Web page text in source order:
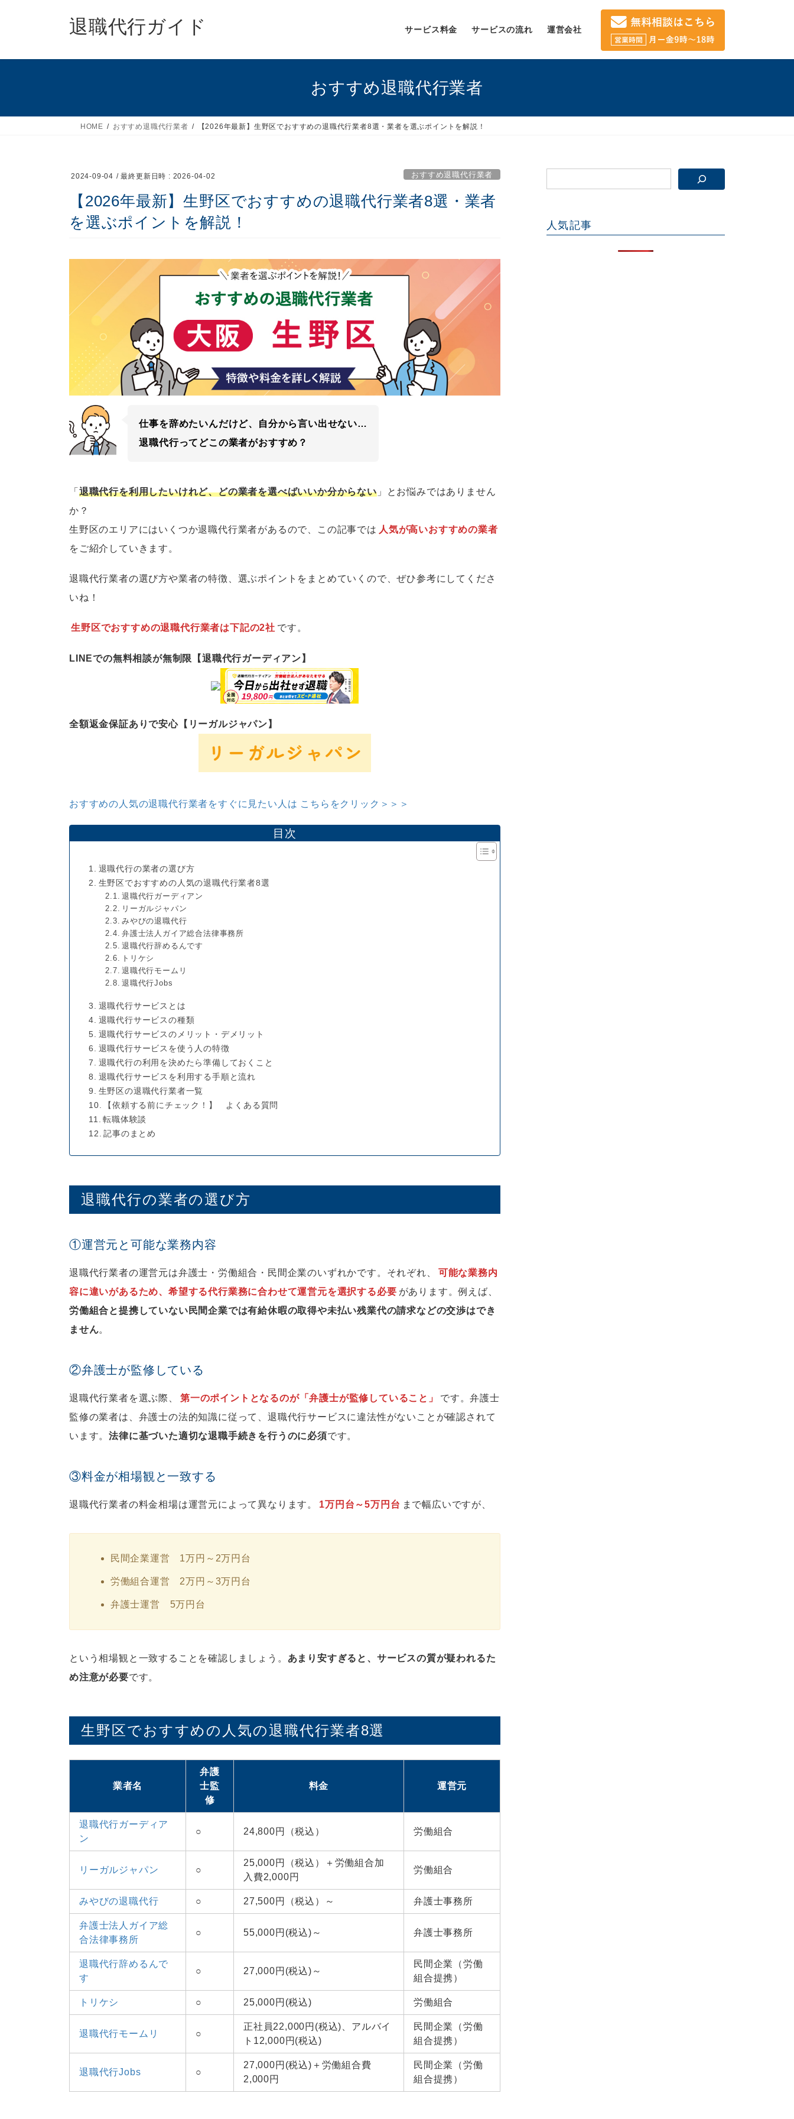
ッ
移
退職代行ガイド サービス料金 サービスの流れ 運営会社
おすすめ退職代行業者
HOME おすすめ退職代行業者 【2026年最新】生野区でおすすめの退職代行業者8選・業者を選ぶポイントを解説！
2024-09-04 / 最終更新日時 : 2026-04-02 おすすめ退職代行業者
【2026年最新】生野区でおすすめの退職代行業者8選・業者
を選ぶポイントを解説！
仕事を辞めたいんだけど、自分から言い出せない…
退職代行ってどこの業者がおすすめ？
「 退職代行を利用したいけれど、どの業者を選べばいいか分からない」とお悩みではありません
か？
生野区のエリアにはいくつか退職代行業者があるので、この記事では 人気が高いおすすめの業者
をご紹介していきます。
退職代行業者の選び方や業者の特徴、選ぶポイントをまとめていくので、ぜひ参考にしてくださ
いね！
生野区でおすすめの退職代行業者は下記の2社 です。
LINEでの無料相談が無制限【退職代行ガーディアン】
全額返金保証ありで安心【リーガルジャパン】
おすすめの人気の退職代行業者をすぐに見たい人は こちらをクリック＞＞＞
目次
退職代行の業者の選び方
生野区でおすすめの人気の退職代行業者8選
退職代行ガーディアン
リーガルジャパン
みやびの退職代行
弁護士法人ガイア総合法律事務所
退職代行辞めるんです
トリケシ
退職代行モームリ
退職代行Jobs
退職代行サービスとは
退職代行サービスの種類
退職代行サービスのメリット・デメリット
退職代行サービスを使う人の特徴
退職代行の利用を決めたら準備しておくこと
退職代行サービスを利用する手順と流れ
生野区の退職代行業者一覧
【依頼する前にチェック！】 よくある質問
転職体験談
記事のまとめ
退職代行の業者の選び方
①運営元と可能な業務内容
退職代行業者の運営元は弁護士・労働組合・民間企業のいずれかです。それぞれ、
可能な業務内
容に違いがあるため、希望する代行業務に合わせて運営元を選択する必要 があります。例えば、
労働組合と提携していない民間企業では有給休暇の取得や未払い残業代の請求などの交渉はでき
ません。
②弁護士が監修している
退職代行業者を選ぶ際、 第一のポイントとなるのが「弁護士が監修していること」
です。弁護士
監修の業者は、弁護士の法的知識に従って、退職代行サービスに違法性がないことが確認されて
います。法律に基づいた適切な退職手続きを行うのに必須です。
③料金が相場観と一致する
退職代行業者の料金相場は運営元によって異なります。 1万円台～5万円台 まで幅広いですが、
民間企業運営 1万円～2万円台
労働組合運営 2万円～3万円台
弁護士運営 5万円台
という相場観と一致することを確認しましょう。 あまり安すぎると、サービスの質が疑われるた
め注意が必要です。
生野区でおすすめの人気の退職代行業者8選
業者名
弁護
士監
修
料金 運営元
退職代行ガーディア
ン
○ 24,800円（税込） 労働組合
リーガルジャパン ○
25,000円（税込）＋労働組合加
入費2,000円
労働組合
みやびの退職代行 ○ 27,500円（税込）～ 弁護士事務所
弁護士法人ガイア総
合法律事務所
○ 55,000円(税込)～ 弁護士事務所
退職代行辞めるんで
す
○ 27,000円(税込)～
民間企業（労働
組合提携）
トリケシ ○ 25,000円(税込) 労働組合
退職代行モームリ ○
正社員22,000円(税込)、アルバイ
ト12,000円(税込)
民間企業（労働
組合提携）
退職代行Jobs ○
27,000円(税込)＋労働組合費
2,000円
民間企業（労働
組合提携）
人気記事